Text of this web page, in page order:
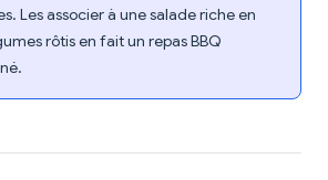
Les associer à une salade riche en
rôtis en fait un repas BBQ